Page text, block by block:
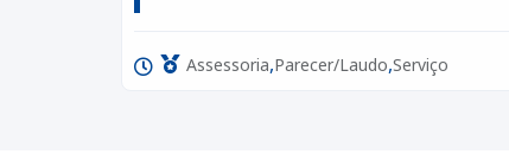
Assessoria,Parecer/Laudo,Serviço